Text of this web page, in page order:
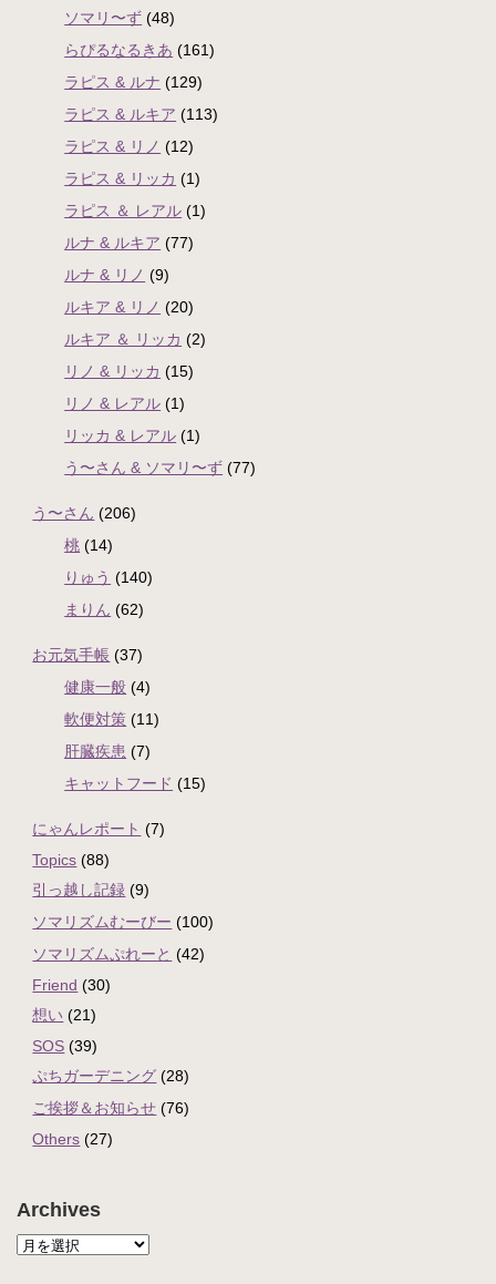
ソマリ〜ず (48)
らぴるなるきあ (161)
ラピス & ルナ (129)
ラピス & ルキア (113)
ラピス & リノ (12)
ラピス & リッカ (1)
ラピス ＆ レアル (1)
ルナ & ルキア (77)
ルナ & リノ (9)
ルキア & リノ (20)
ルキア ＆ リッカ (2)
リノ & リッカ (15)
リノ & レアル (1)
リッカ & レアル (1)
う〜さん & ソマリ〜ず (77)
う〜さん (206)
桃 (14)
りゅう (140)
まりん (62)
お元気手帳 (37)
健康一般 (4)
軟便対策 (11)
肝臓疾患 (7)
キャットフード (15)
にゃんレポート (7)
Topics (88)
引っ越し記録 (9)
ソマリズムむーびー (100)
ソマリズムぷれーと (42)
Friend (30)
想い (21)
SOS (39)
ぷちガーデニング (28)
ご挨拶＆お知らせ (76)
Others (27)
Archives